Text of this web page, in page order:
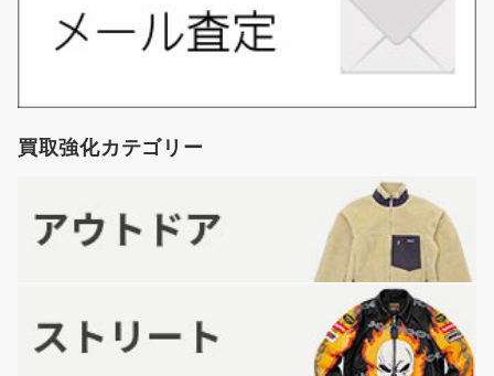
買取強化カテゴリー